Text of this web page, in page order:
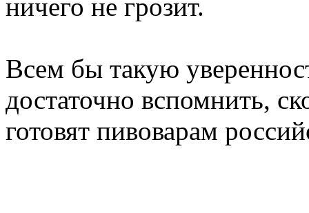
ничего не грозит.
Всем бы такую
достаточно вспомнить,
готовят пивоварам